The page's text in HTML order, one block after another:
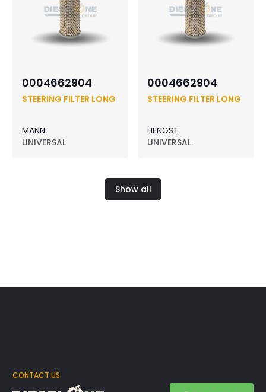
0004662904
STEERING FILTER LONG
MANN
UNIVERSAL
0004662904
STEERING FILTER LONG
HENGST
UNIVERSAL
Show all
CONTACT US